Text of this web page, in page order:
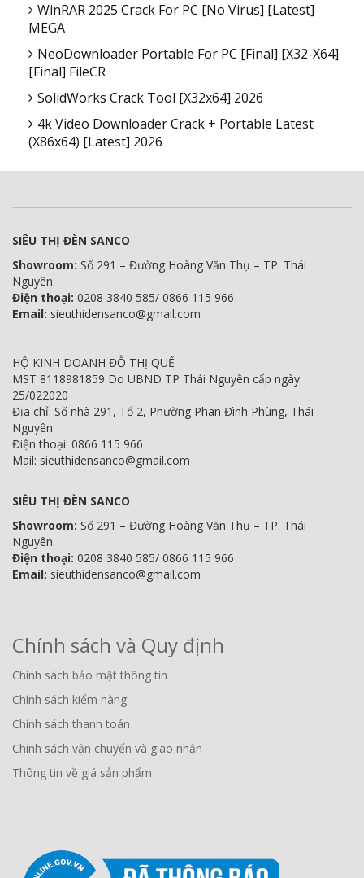
WinRAR 2025 Crack For PC [no Virus] [Latest]
MEGA
NeoDownloader Portable For PC [Final] [x32-X64]
[Final] FileCR
SolidWorks Crack Tool [x32x64] 2026
4k Video Downloader Crack + Portable Latest
(x86x64) [Latest] 2026
SIÊU THỊ ĐÈN SANCO
Showroom: Số 291 – Đường Hoàng Văn Thụ – TP. Thái
Nguyên.
Điện thoại: 0208 3840 585/ 0866 115 966
Email: sieuthidensanco@gmail.com
HỘ KINH DOANH ĐỖ THỊ QUẾ
MST 8118981859 Do UBND TP Thái Nguyên cấp ngày
25/022020
Địa chỉ: Số nhà 291, Tổ 2, Phường Phan Đình Phùng, Thái
Nguyên
Điện thoại: 0866 115 966
Mail: sieuthidensanco@gmail.com
SIÊU THỊ ĐÈN SANCO
Showroom: Số 291 – Đường Hoàng Văn Thụ – TP. Thái
Nguyên.
Điện thoại: 0208 3840 585/ 0866 115 966
Email: sieuthidensanco@gmail.com
Chính sách và Quy định
Chính sách bảo mật thông tin
Chính sách kiểm hàng
Chính sách thanh toán
Chính sách vận chuyển và giao nhận
Thông tin về giá sản phẩm